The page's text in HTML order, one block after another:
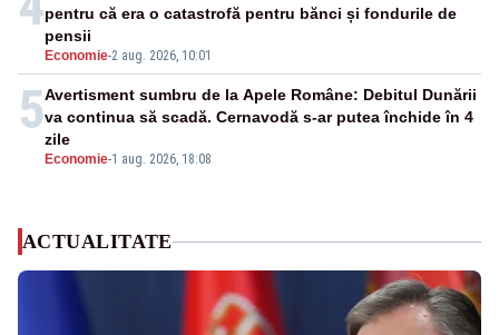
Economie-2 aug. 2026, 10:01
pentru că era o catastrofă pentru bănci și fondurile de
pensii
5
Economie-1 aug. 2026, 18:08
Avertisment sumbru de la Apele Române: Debitul Dunării
va continua să scadă. Cernavodă s-ar putea închide în 4
zile
ACTUALITATE